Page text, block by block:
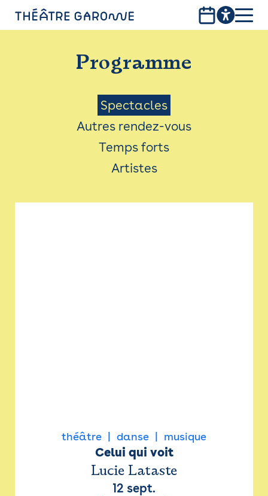
PROGRAMME
INFOS PRATIQUES
AVEC LES PUBLICS
ACCESSIBILITÉ
LES PRODUCTIONS
Programme
Menu
Saison
Spectacles
Autres rendez-vous
Temps forts
Artistes
théâtre danse musique
Celui qui voit
Lucie Lataste
12 sept.